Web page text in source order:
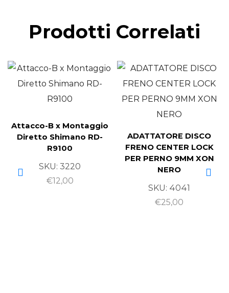
Prodotti Correlati
Attacco-B x Montaggio
Diretto Shimano RD-
R9100
SKU: 3220
€12,00
ADATTATORE DISCO
FRENO CENTER LOCK
PER PERNO 9MM XON
NERO
SKU: 4041
€25,00